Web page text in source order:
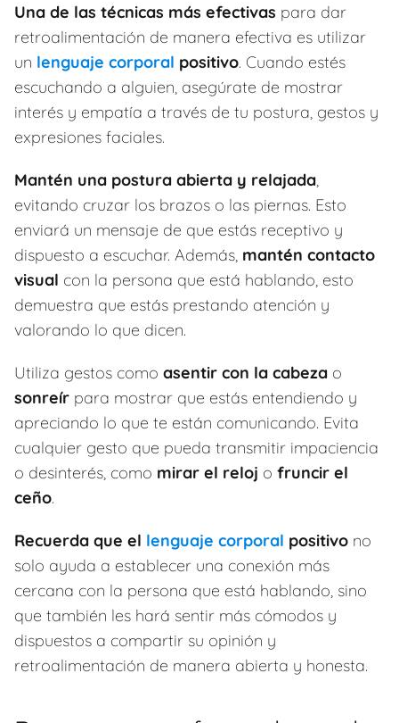
Una de las técnicas más efectivas para dar
retroalimentación de manera efectiva es utilizar
un lenguaje corporal positivo. Cuando estés
escuchando a alguien, asegúrate de mostrar
interés y empatía a través de tu postura, gestos y
expresiones faciales.
Mantén una postura abierta y relajada,
evitando cruzar los brazos o las piernas. Esto
enviará un mensaje de que estás receptivo y
dispuesto a escuchar. Además, mantén contacto
visual con la persona que está hablando, esto
demuestra que estás prestando atención y
valorando lo que dicen.
Utiliza gestos como asentir con la cabeza o
sonreír para mostrar que estás entendiendo y
apreciando lo que te están comunicando. Evita
cualquier gesto que pueda transmitir impaciencia
o desinterés, como mirar el reloj o fruncir el
ceño.
Recuerda que el lenguaje corporal positivo no
solo ayuda a establecer una conexión más
cercana con la persona que está hablando, sino
que también les hará sentir más cómodos y
dispuestos a compartir su opinión y
retroalimentación de manera abierta y honesta.